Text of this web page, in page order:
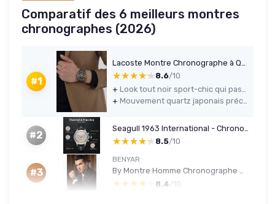
Comparatif des 6 meilleurs montres
chronographes (2026)
#1 ★★★★★
★★★★★ 8.6/10
+
+
#2 ★★★★★
★★★★★ 8.5/10
#3
BENYAR
By Montre Homme Chronographe Analogique Quartz Etanche Date Grand Cadran Classique Mode Affaires Montres Bracelet élégant pour Hommes Brown
★★★★★
★★★★★ 8.4 /10